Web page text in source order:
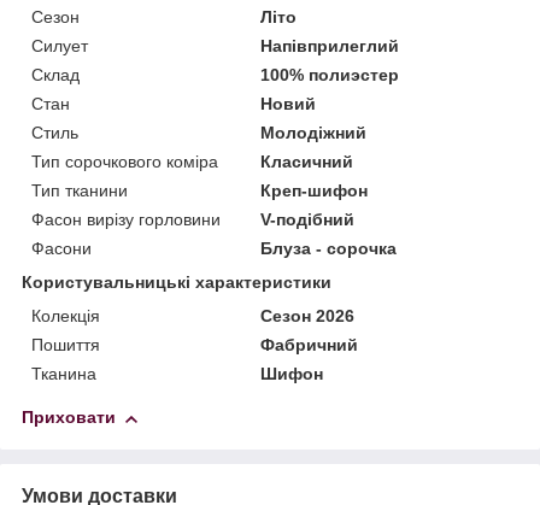
Сезон
Літо
Силует
Напівприлеглий
Склад
100% полиэстер
Стан
Новий
Стиль
Молодіжний
Тип сорочкового коміра
Класичний
Тип тканини
Креп-шифон
Фасон вирізу горловини
V-подібний
Фасони
Блуза - сорочка
Користувальницькі характеристики
Колекція
Сезон 2026
Пошиття
Фабричний
Тканина
Шифон
Приховати
Умови доставки